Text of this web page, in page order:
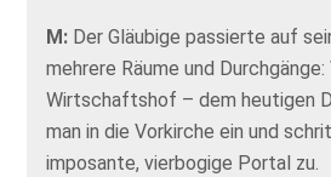
M: Der Gläubige passierte auf
mehrere Räume und Durchgänge:
Wirtschaftshof – dem heutigen
man in die Vorkirche ein und
imposante, vierbogige Portal zu.